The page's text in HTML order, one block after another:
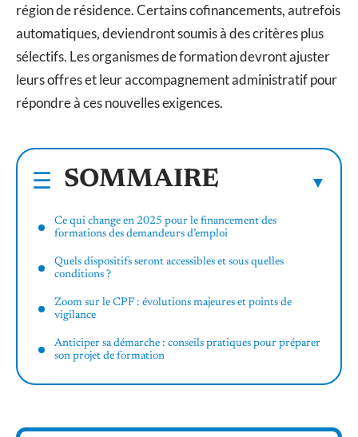
région de résidence. Certains cofinancements, autrefois
automatiques, deviendront soumis à des critères plus
sélectifs. Les organismes de formation devront ajuster
leurs offres et leur accompagnement administratif pour
répondre à ces nouvelles exigences.
SOMMAIRE
Ce qui change en 2025 pour le financement des
formations des demandeurs d’emploi
Quels dispositifs seront accessibles et sous quelles
conditions ?
Zoom sur le CPF : évolutions majeures et points de
vigilance
Anticiper sa démarche : conseils pratiques pour préparer
son projet de formation